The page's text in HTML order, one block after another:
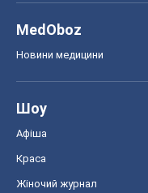
MedOboz
Новини медицини
Шоу
Афіша
Краса
Жіночий журнал